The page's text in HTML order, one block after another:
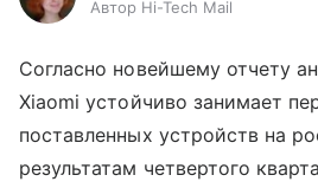
Автор Hi-Tech Mail
Согласно новейшему отчету
Xiaomi устойчиво занимает
поставленных устройств на
результатам четвертого